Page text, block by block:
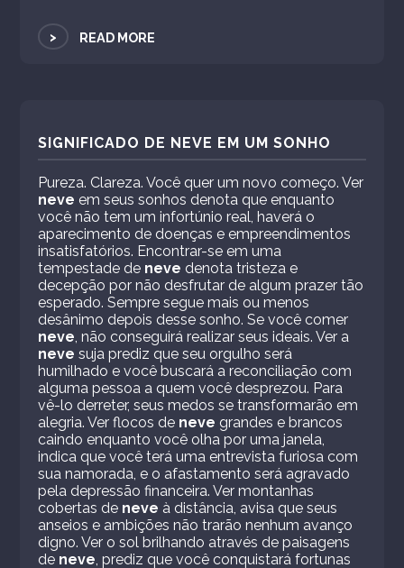
> READ MORE
SIGNIFICADO DE NEVE EM UM SONHO
Pureza. Clareza. Você quer um novo começo. Ver
neve em seus sonhos denota que enquanto
você não tem um infortúnio real, haverá o
aparecimento de doenças e empreendimentos
insatisfatórios. Encontrar-se em uma
tempestade de neve denota tristeza e
decepção por não desfrutar de algum prazer tão
esperado. Sempre segue mais ou menos
desânimo depois desse sonho. Se você comer
neve, não conseguirá realizar seus ideais. Ver a
neve suja prediz que seu orgulho será
humilhado e você buscará a reconciliação com
alguma pessoa a quem você desprezou. Para
vê-lo derreter, seus medos se transformarão em
alegria. Ver flocos de neve grandes e brancos
caindo enquanto você olha por uma janela,
indica que você terá uma entrevista furiosa com
sua namorada, e o afastamento será agravado
pela depressão financeira. Ver montanhas
cobertas de neve à distância, avisa que seus
anseios e ambições não trarão nenhum avanço
digno. Ver o sol brilhando através de paisagens
de neve, prediz que você conquistará fortunas